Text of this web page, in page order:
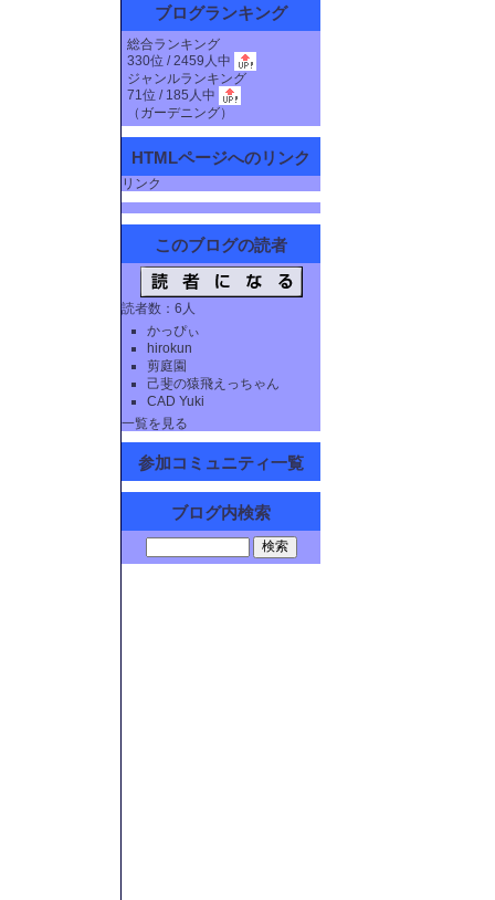
ブログランキング
総合ランキング
330位 / 2459人中
ジャンルランキング
71位 / 185人中
（ ガーデニング）
HTMLページへのリンク
リンク
このブログの読者
読者数：6人
かっぴぃ
hirokun
剪庭園
己斐の猿飛えっちゃん
CAD Yuki
一覧を見る
参加コミュニティ一覧
ブログ内検索